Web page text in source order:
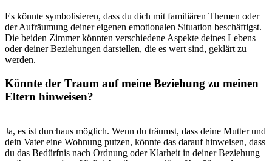
Es könnte symbolisieren, dass du dich ‍mit familiären Themen oder
der Aufräumung deiner eigenen emotionalen Situation ⁣beschäftigst.
Die beiden Zimmer könnten verschiedene Aspekte ⁢deines ⁣Lebens
oder deiner Beziehungen darstellen, die es wert sind, geklärt zu
werden.
Könnte der Traum auf meine Beziehung zu meinen
Eltern hinweisen?
Ja, ⁤es ist durchaus möglich. Wenn‌ du träumst, ⁢dass deine Mutter und
dein ⁤Vater eine‍ Wohnung putzen, könnte das darauf hinweisen, dass
du das Bedürfnis nach Ordnung oder Klarheit in deiner Beziehung